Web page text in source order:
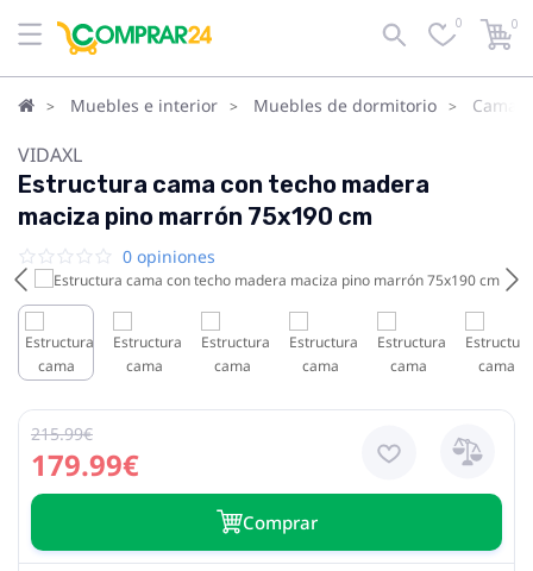
0 0
Muebles e interior Muebles de dormitorio Camas
VIDAXL
Estructura cama con techo madera
maciza pino marrón 75x190 cm
0 opiniones
179.99€
215.99€
Сomprar